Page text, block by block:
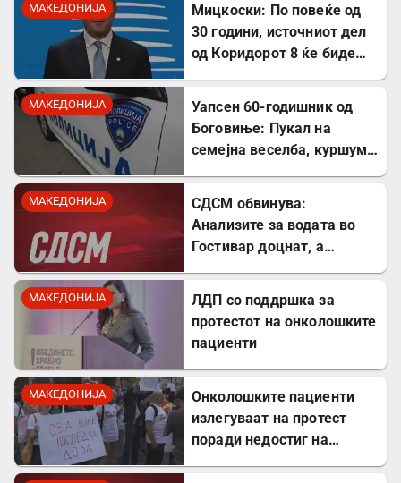
МАКЕДОНИЈА
Мицкоски: По повеќе од
30 години, источниот дел
од Коридорот 8 ќе биде
МАКЕДОНИЈА
Уапсен 60-годишник од
Боговиње: Пукал на
семејна веселба, куршум
МАКЕДОНИЈА
СДСМ обвинува:
Анализите за водата во
Гостивар доцнат, а
МАКЕДОНИЈА
ЛДП со поддршка за
протестот на онколошките
пациенти
МАКЕДОНИЈА
Онколошките пациенти
излегуваат на протест
поради недостиг на